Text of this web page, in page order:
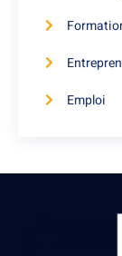
Emploi